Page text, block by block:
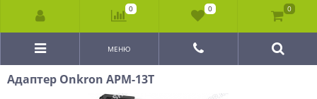
МЕНЮ
Адаптер Onkron APM-13T
0 0 0